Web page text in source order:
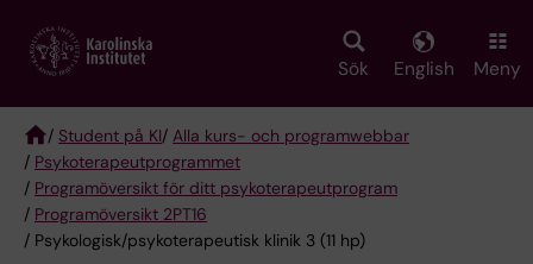
main
Sök English Meny
Breadcrumb
/ Student på KI/ Alla kurs- och programwebbar
/ Psykoterapeut­programmet
/ Programöversikt för ditt psykoterapeutprogram
/ Programöversikt 2PT16
/ Psykologisk/psykoterapeutisk klinik 3 (11 hp)